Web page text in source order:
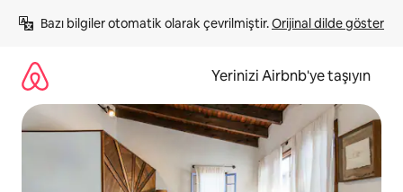
atla
Bazı bilgiler otomatik olarak çevrilmiştir. Orijinal dilde göster
Yerinizi Airbnb'ye taşıyın